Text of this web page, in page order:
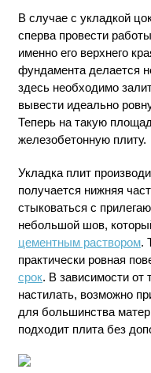
В случае с укладкой
сперва провести
именно его верхнего
фундамента делается
здесь необходимо
вывести идеально
Теперь на такую
железобетонную плиту.
Укладка плит
получается нижняя
стыковаться с
небольшой шов,
цементным раствором.
практически ровная
срок. В зависимости от
настилать, возможно
для большинства
подходит плита без